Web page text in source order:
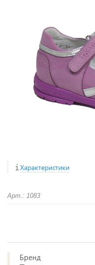
Характеристики
Арт.: 1083
Бренд